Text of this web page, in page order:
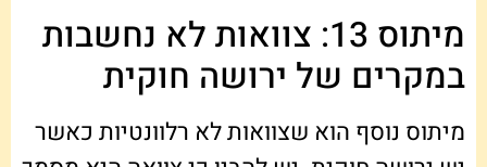
מיתוס 13: צוואות לא נחשבות
במקרים של ירושה חוקית
מיתוס נוסף הוא שצוואות לא רלוונטיות כאשר